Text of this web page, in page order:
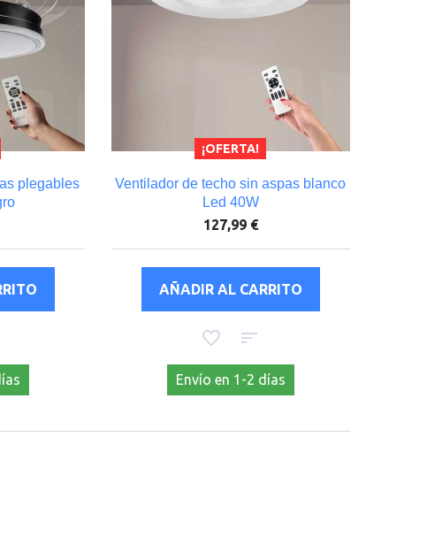
plegables
¡OFERTA!
Ventilador de techo sin aspas blanco
Led 40W
127,99 €
Envío en 1-2 días